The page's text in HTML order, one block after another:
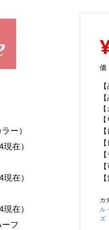
ー）
在）
在）
在）
フ
価
カ
ル
ズ